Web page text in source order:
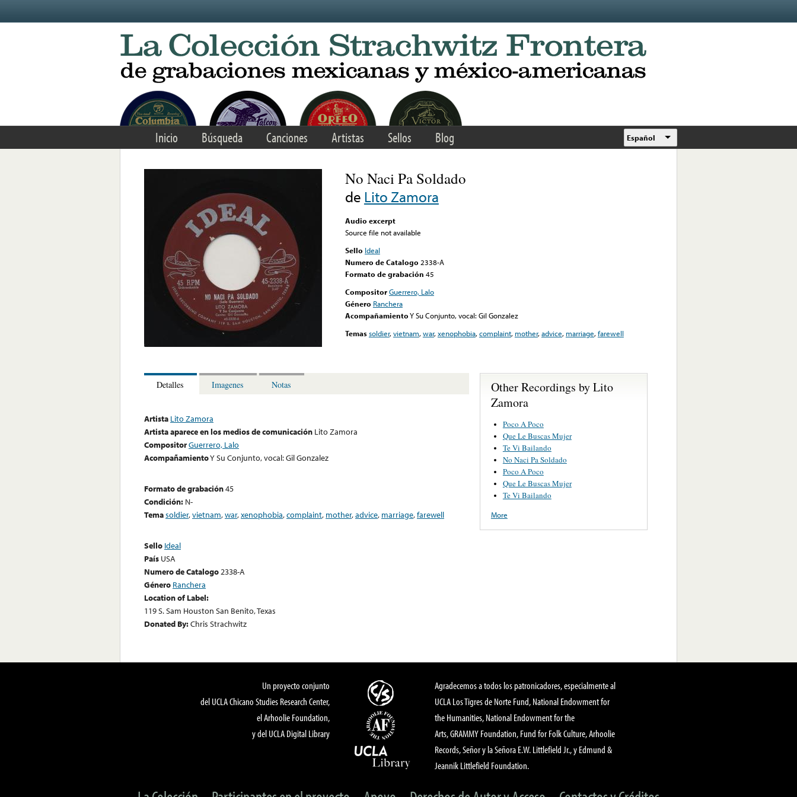
Inicio Búsqueda Canciones Artistas Sellos Blog Español
No Naci Pa Soldado
de Lito Zamora
Audio excerpt
Source file not available
Sello Ideal
Numero de Catalogo 2338-A
Formato de grabación 45
CompositorGuerrero, Lalo
Género Ranchera
AcompañamientoY Su Conjunto, vocal: Gil Gonzalez
Temassoldier,vietnam,war,xenophobia,complaint, mother,advice, marriage,farewell
Detalles Imagenes Notas
Artista Lito Zamora
Artista aparece en los medios de comunicación Lito Zamora
CompositorGuerrero, Lalo
AcompañamientoY Su Conjunto, vocal: Gil Gonzalez
Formato de grabación45
Condición: N-
Temasoldier,vietnam,war,xenophobia,complaint, mother,advice, marriage,farewell
Sello Ideal
País USA
Numero de Catalogo2338-A
Género Ranchera
Location of Label:
119 S. Sam Houston San Benito, Texas
Donated By:Chris Strachwitz
Other Recordings by Lito
Zamora
Poco A Poco
Que Le Buscas Mujer
Te Vi Bailando
No Naci Pa Soldado
Poco A Poco
Que Le Buscas Mujer
Te Vi Bailando
More
Un proyecto conjunto
del UCLA Chicano Studies Research Center,
el Arhoolie Foundation,
y del UCLA Digital Library
Agradecemos a todos los patronicadores, especialmente al
UCLA Los Tigres de Norte Fund, National Endowment for
the Humanities, National Endowment for the
Arts, GRAMMY Foundation, Fund for Folk Culture, Arhoolie
Records, Señor y la Señora E.W. Littlefield Jr., y Edmund &
Jeannik Littlefield Foundation.